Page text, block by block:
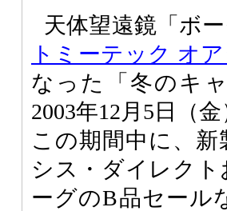
天体望遠鏡「ボ
トミーテック オ
なった「冬のキ
2003年12月5日（
この期間中に、
シス・ダイレク
ーグのB品セール